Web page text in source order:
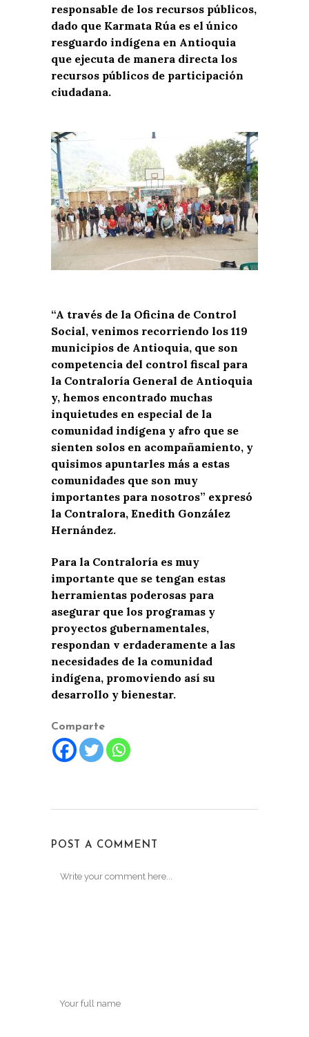
responsable de los recursos públicos,
dado que Karmata Rúa es el único
resguardo indígena en Antioquia
que ejecuta de manera directa los
recursos públicos de participación
ciudadana.
“A través de la Oficina de Control
Social, venimos recorriendo los 119
municipios de Antioquia, que son
competencia del control fiscal para
la Contraloría General de Antioquia
y, hemos encontrado muchas
inquietudes en especial de la
comunidad indígena y afro que se
sienten solos en acompañamiento, y
quisimos apuntarles más a estas
comunidades que son muy
importantes para nosotros” expresó
la Contralora, Enedith González
Hernández.
Para la Contraloría es muy
importante que se tengan estas
herramientas poderosas para
asegurar que los programas y
proyectos gubernamentales,
respondan v erdaderamente a las
necesidades de la comunidad
indígena, promoviendo así su
desarrollo y bienestar.
Comparte
POST A COMMENT